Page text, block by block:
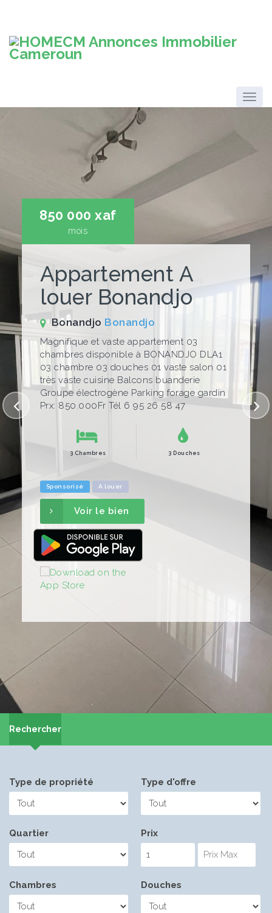
850 000 xaf
mois
Appartement A
louer Bonandjo
Bonandjo Bonandjo
Magnifique et vaste appartement 03
chambres disponible à BONANDJO DLA1
03 chambre 03 douches 01 vaste salon 01
très vaste cuisine Balcons buanderie
Groupe électrogène Parking forage gardin
Prx: 850.000Fr Tél 6 95 26 58 47
3 Chambres 3 Douches
Sponsorisé A louer
Voir le bien
Rechercher
Type de propriété Type d'offre
Quartier Prix
Chambres Douches